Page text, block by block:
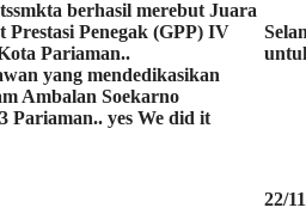
berhasil merebut Juara
Penegak (GPP) IV
Pariaman..
yang mendedikasikan
Ambalan Soekarno
Pariaman.. yes We did it
22/